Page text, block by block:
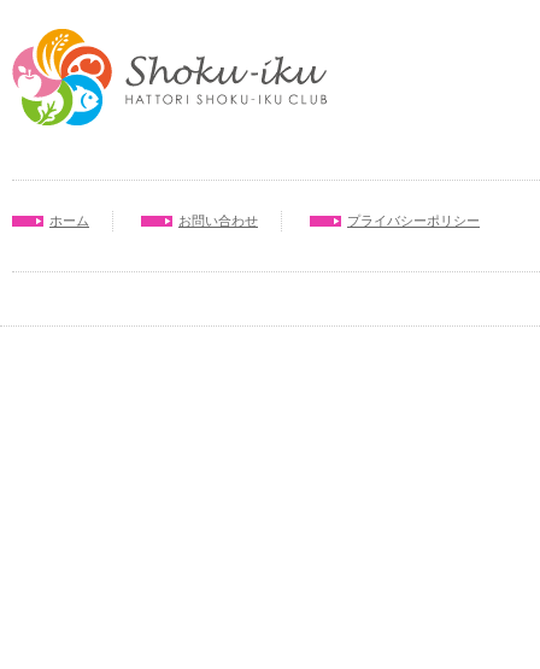
ホーム お問い合わせ プライバシーポリシー